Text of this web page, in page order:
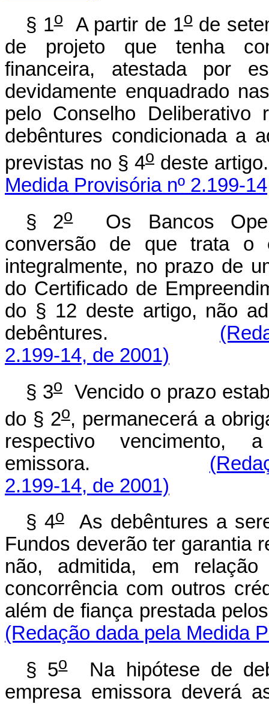
§ 1oA partir de 1ode
de projeto que tenha
financeira, atestada por
devidamente enquadrado
pelo Conselho Deliberativo
debêntures condicionada a
previstas no § 4o deste
Medida Provisória nº 2.199-
§ 2oOs Bancos
conversão de que trata o
integralmente, no prazo de
do Certificado de
do § 12 deste artigo, não
debêntures.
2.199-14, de 2001)
§ 3o
Vencido o prazo
do § 2o, permanecerá a
respectivo vencimento,
emissora.
2.199-14, de 2001)
§ 4oAs debêntures a
Fundos deverão ter garantia
não, admitida, em
concorrência com outros
além de fiança prestada
(Redação dada pela Medida
§ 5oNa hipótese de
empresa emissora deverá